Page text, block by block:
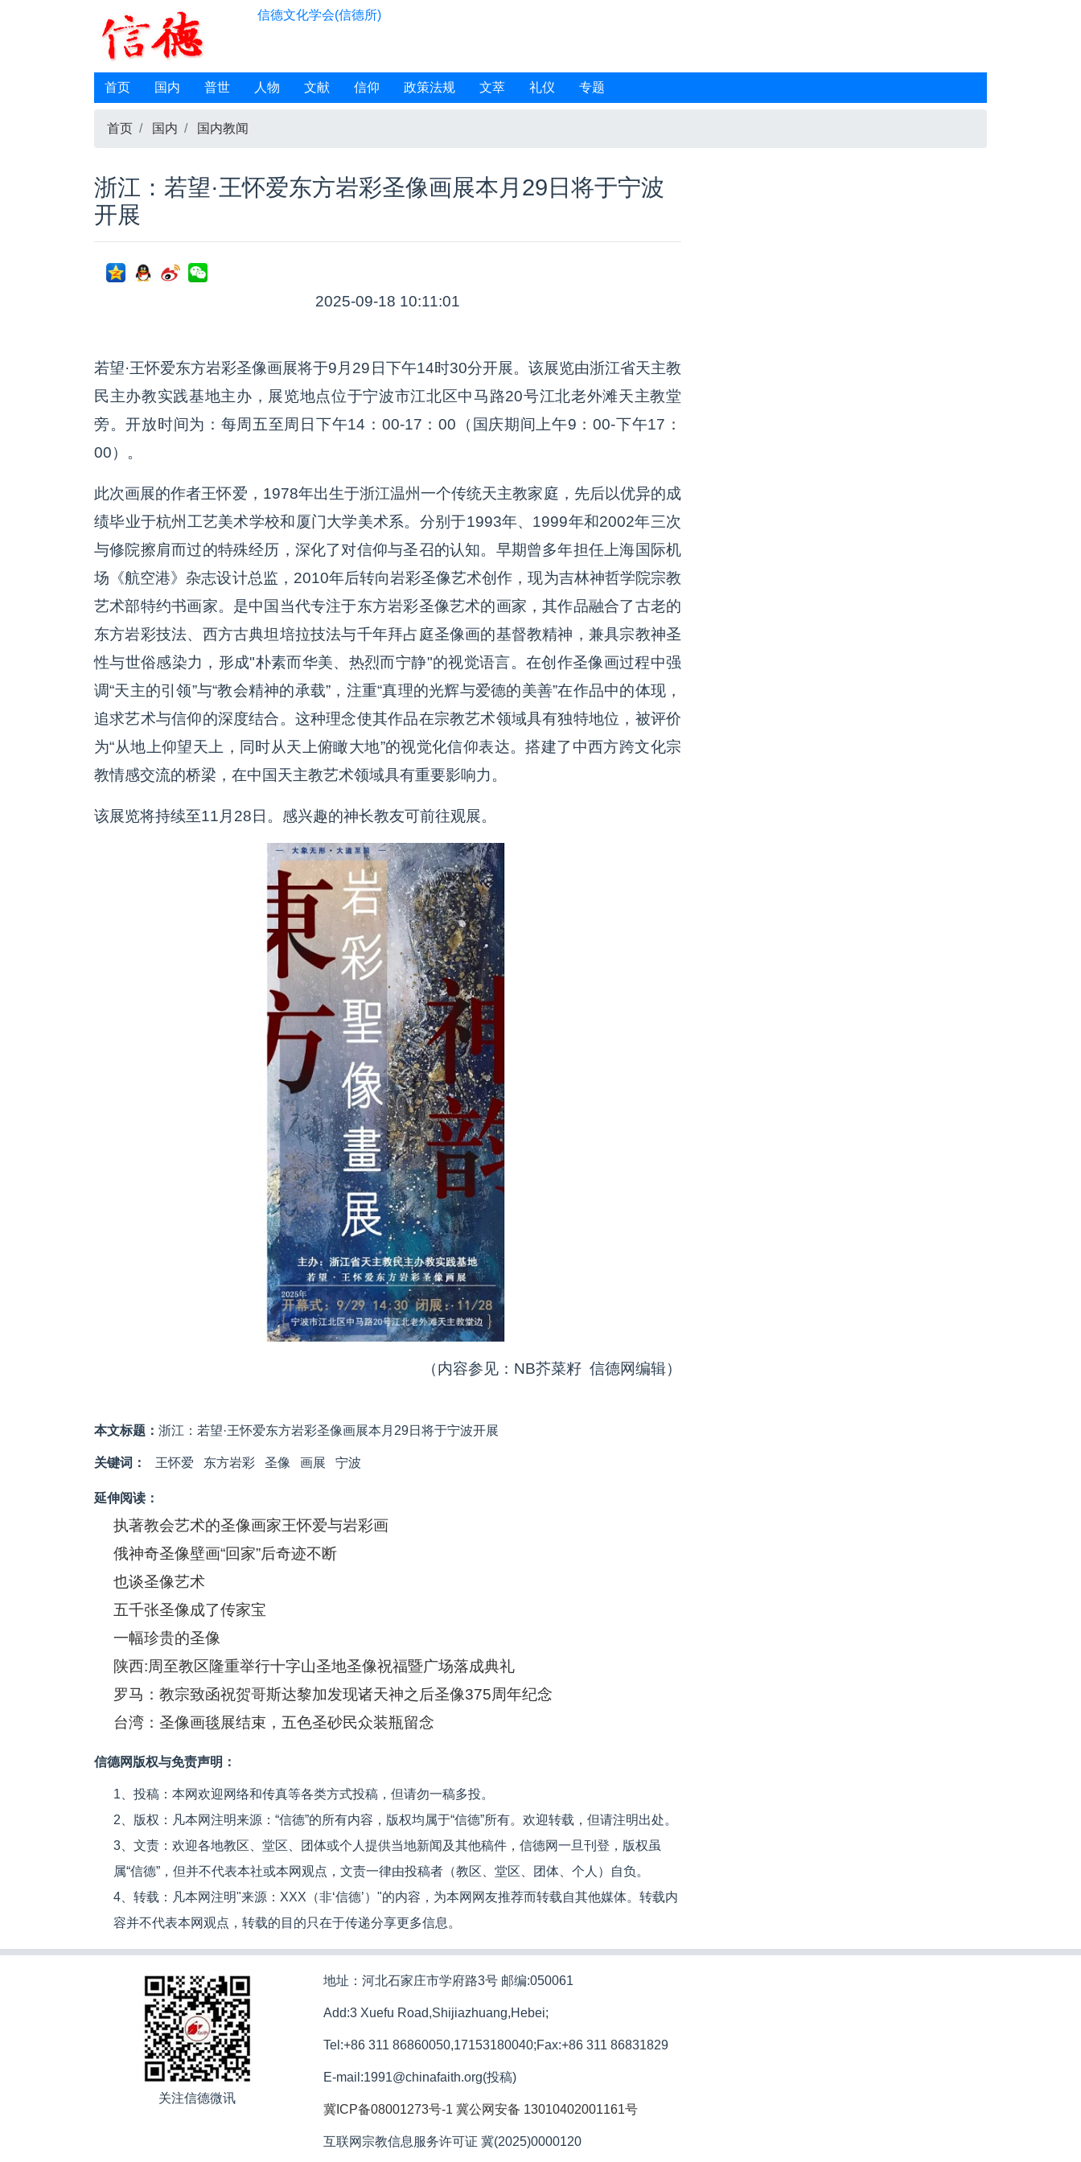
信德文化学会(信德所)
首页 国内 普世 人物 文献 信仰 政策法规 文萃 礼仪 专题
首页 国内 国内教闻
浙江：若望·王怀爱东方岩彩圣像画展本月29日将于宁波
开展
2025-09-18 10:11:01
若望·王怀爱东方岩彩圣像画展将于9月29日下午14时30分开展。该展览由浙江省天主教
民主办教实践基地主办，展览地点位于宁波市江北区中马路20号江北老外滩天主教堂
旁。开放时间为：每周五至周日下午14：00-17：00（国庆期间上午9：00-下午17：
00）。
此次画展的作者王怀爱，1978年出生于浙江温州一个传统天主教家庭，先后以优异的成
绩毕业于杭州工艺美术学校和厦门大学美术系。分别于1993年、1999年和2002年三次
与修院擦肩而过的特殊经历，深化了对信仰与圣召的认知。早期曾多年担任上海国际机
场《航空港》杂志设计总监，2010年后转向岩彩圣像艺术创作，现为吉林神哲学院宗教
艺术部特约书画家。是中国当代专注于东方岩彩圣像艺术的画家，其作品融合了古老的
东方岩彩技法、西方古典坦培拉技法与千年拜占庭圣像画的基督教精神，兼具宗教神圣
性与世俗感染力，形成"朴素而华美、热烈而宁静"的视觉语言。在创作圣像画过程中强
调“天主的引领”与“教会精神的承载”，注重“真理的光辉与爱德的美善”在作品中的体现，
追求艺术与信仰的深度结合。这种理念使其作品在宗教艺术领域具有独特地位，被评价
为“从地上仰望天上，同时从天上俯瞰大地”的视觉化信仰表达。搭建了中西方跨文化宗
教情感交流的桥梁，在中国天主教艺术领域具有重要影响力。
该展览将持续至11月28日。感兴趣的神长教友可前往观展。
（内容参见：NB芥菜籽 信德网编辑）
本文标题： 浙江：若望·王怀爱东方岩彩圣像画展本月29日将于宁波开展
关键词： 王怀爱 东方岩彩 圣像 画展 宁波
延伸阅读：
执著教会艺术的圣像画家王怀爱与岩彩画
俄神奇圣像壁画“回家”后奇迹不断
也谈圣像艺术
五千张圣像成了传家宝
一幅珍贵的圣像
陕西:周至教区隆重举行十字山圣地圣像祝福暨广场落成典礼
罗马：教宗致函祝贺哥斯达黎加发现诸天神之后圣像375周年纪念
台湾：圣像画毯展结束，五色圣砂民众装瓶留念
信德网版权与免责声明：
1、投稿：本网欢迎网络和传真等各类方式投稿，但请勿一稿多投。
2、版权：凡本网注明来源：“信德”的所有内容，版权均属于“信德”所有。欢迎转载，但请注明出处。
3、文责：欢迎各地教区、堂区、团体或个人提供当地新闻及其他稿件，信德网一旦刊登，版权虽
属“信德”，但并不代表本社或本网观点，文责一律由投稿者（教区、堂区、团体、个人）自负。
4、转载：凡本网注明"来源：XXX（非‘信德’）"的内容，为本网网友推荐而转载自其他媒体。转载内
容并不代表本网观点，转载的目的只在于传递分享更多信息。
关注信德微讯
地址：河北石家庄市学府路3号 邮编:050061
Add:3 Xuefu Road,Shijiazhuang,Hebei;
Tel:+86 311 86860050,17153180040;Fax:+86 311 86831829
E-mail:1991@chinafaith.org(投稿)
冀ICP备08001273号-1 冀公网安备 13010402001161号
互联网宗教信息服务许可证 冀(2025)0000120